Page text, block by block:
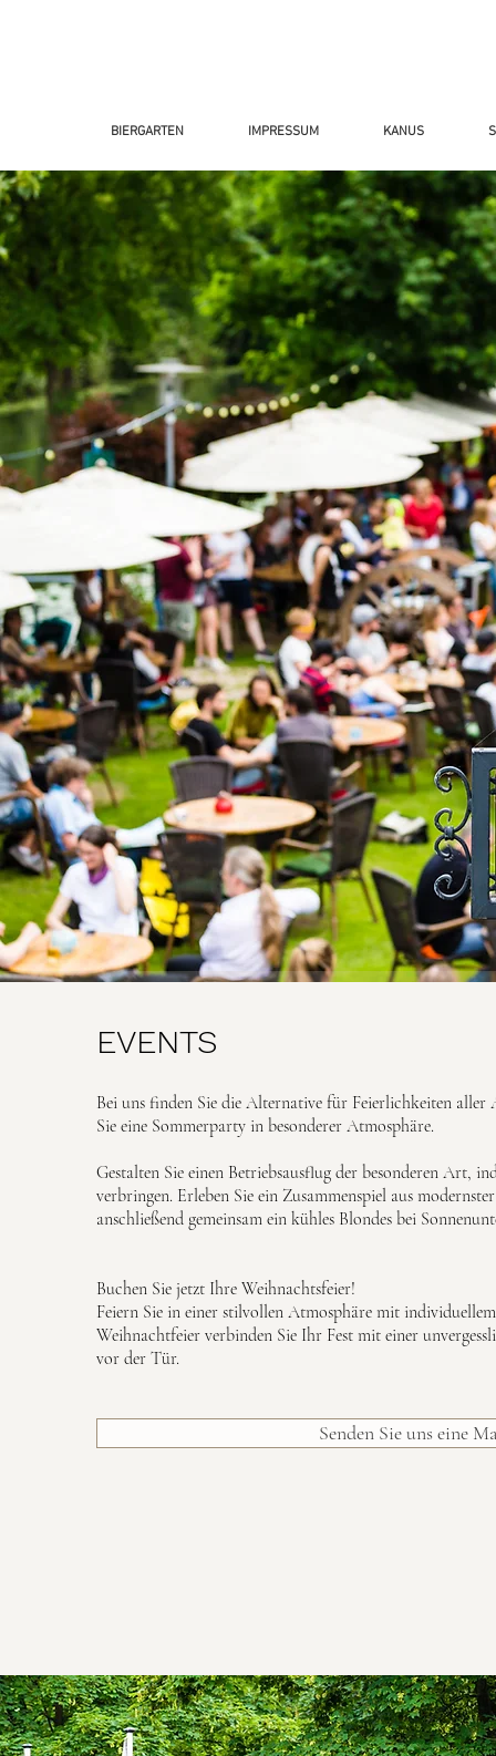
BIERGARTEN IMPRESSUM KANUS
EVENTS
Bei uns finden Sie die Alternative für Feierlichkeiten
Sie eine Sommerparty in besonderer Atmosphäre.
Gestalten Sie einen Betriebsausflug der besonderen Art,
verbringen. Erleben Sie ein Zusammenspiel aus
anschließend gemeinsam ein kühles Blondes bei
Buchen Sie jetzt Ihre Weihnachtsfeier!
Feiern Sie in einer stilvollen Atmosphäre mit
Weihnachtfeier verbinden Sie Ihr Fest mit einer
vor der Tür.
Senden Sie uns eine